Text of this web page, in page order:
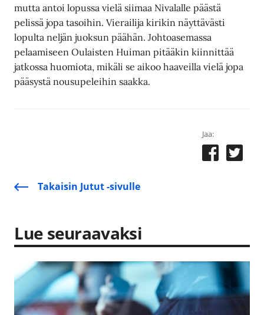
mutta antoi lopussa vielä siimaa Nivalalle päästä
pelissä jopa tasoihin. Vierailija kirikin näyttävästi
lopulta neljän juoksun päähän. Johtoasemassa
pelaamiseen Oulaisten Huiman pitääkin kiinnittää
jatkossa huomiota, mikäli se aikoo haaveilla vielä jopa
pääsystä nousupeleihin saakka.
Jaa:
Takaisin Jutut -sivulle
Lue seuraavaksi